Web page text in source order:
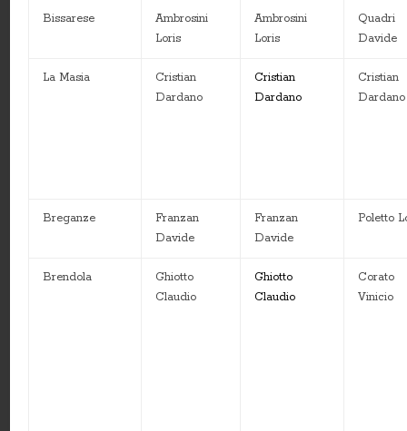
Bissarese
Ambrosini
Loris
Ambrosini
Loris
Quadri
Davide
La Masia
Cristian
Dardano
Cristian
Dardano
Cristian
Dardano
Breganze
Franzan
Davide
Franzan
Davide
Poletto
Brendola
Ghiotto
Claudio
Ghiotto
Claudio
Corato
Vinicio